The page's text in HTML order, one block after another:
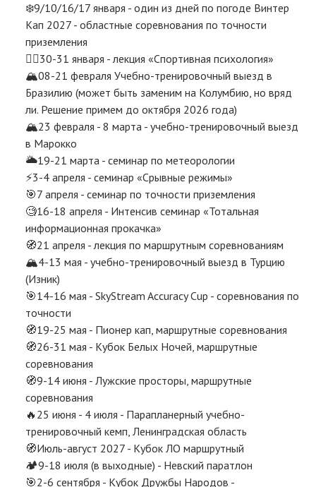
❄️9/10/16/17 января - один из дней по погоде Винтер
Кап 2027 - областные соревнования по точности
приземления
😵‍💫30-31 января - лекция «Спортивная психология»
🏔️08-21 февраля Учебно-тренировочный выезд в
Бразилию (может быть заменим на Колумбию, но вряд
ли. Решение примем до октября 2026 года)
🏔️23 февраля - 8 марта - учебно-тренировочный выезд
в Марокко
🌥️19-21 марта - семинар по метеорологии
⚡️3-4 апреля - семинар «Срывные режимы»
🎯7 апреля - семинар по точности приземления
🧐16-18 апреля - Интенсив семинар «Тотальная
информационная прокачка»
🧭21 апреля - лекция по маршрутным соревнованиям
🏔️4-13 мая - учебно-тренировочный выезд в Турцию
(Изник)
🎯14-16 мая - SkyStream Accuracy Cup - соревнования по
точности
🧭19-25 мая - Пионер кап, маршрутные соревнования
🧭26-31 мая - Кубок Белых Ночей, маршрутные
соревнования
🧭9-14 июня - Лужские просторы, маршрутные
соревнования
🔥25 июня - 4 июля - Парапланерный учебно-
тренировочный кемп, Ленинградская область
🧭Июль-август 2027 - Кубок ЛО маршрутный
🏕️9-18 июля (в выходные) - Невский паратлон
🎯2-6 сентября - Кубок Дружбы Народов -